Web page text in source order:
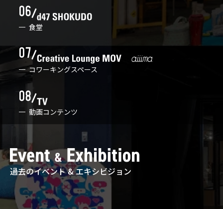
食堂
コワーキングスペース
動画コンテンツ
過去のイベント & エキシビジョン